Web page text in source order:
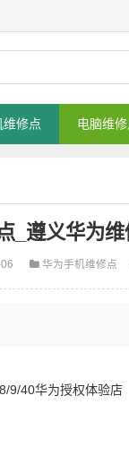
维修点 电脑维修
_遵义华为
华为手机维修点
9/40华为授权体验店